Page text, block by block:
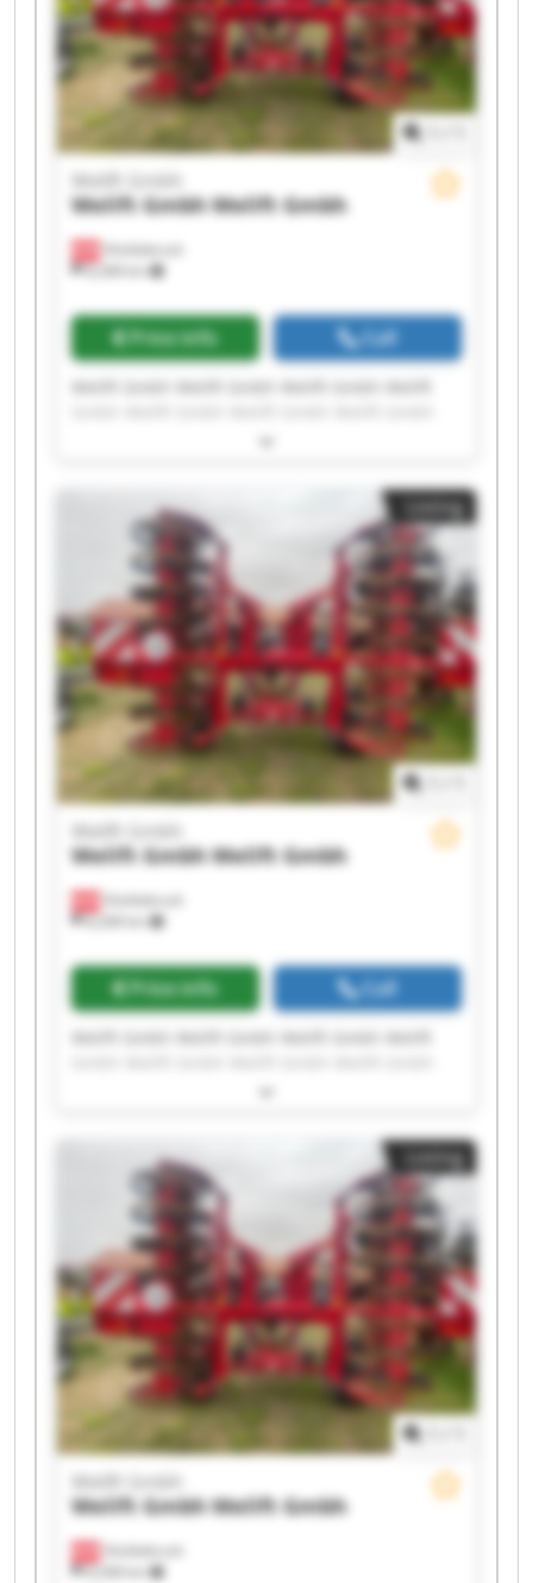
Vöcklabruck
8,268 km
Welift Gmbh
Welift GmbhWelift Gmbh
Price info Call
Welift Gmbh Welift Gmbh Welift Gmbh Welift
Welift Gmbh Welift Gmbh Welift Gmbh Welift
Welift Gmbh Welift Gmbh Welift Gmbh Welift
Gmbh Welift Gmbh Welift Gmbh
Listing
Vöcklabruck
8,268 km
Welift Gmbh
Welift GmbhWelift Gmbh
Price info Call
Welift Gmbh Welift Gmbh Welift Gmbh Welift
Welift Gmbh Welift Gmbh Welift Gmbh Welift
Welift Gmbh Welift Gmbh Welift Gmbh Welift
Gmbh Welift Gmbh Welift Gmbh
Listing
Vöcklabruck
8,268 km
Welift Gmbh
Welift GmbhWelift Gmbh